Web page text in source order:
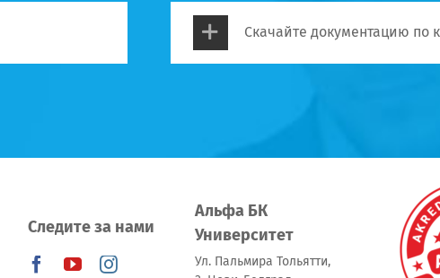
Скачайте документацию по
Следите за нами
Альфа БК
Университет
Ул. Пальмира Тольятти,